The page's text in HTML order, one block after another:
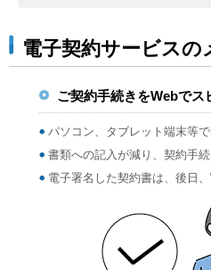
電子契約サービスの
ご契約手続きをWebでス
パソコン、タブレット端末等
書類への記入が減り、契約手
電子署名した契約書は、後日、